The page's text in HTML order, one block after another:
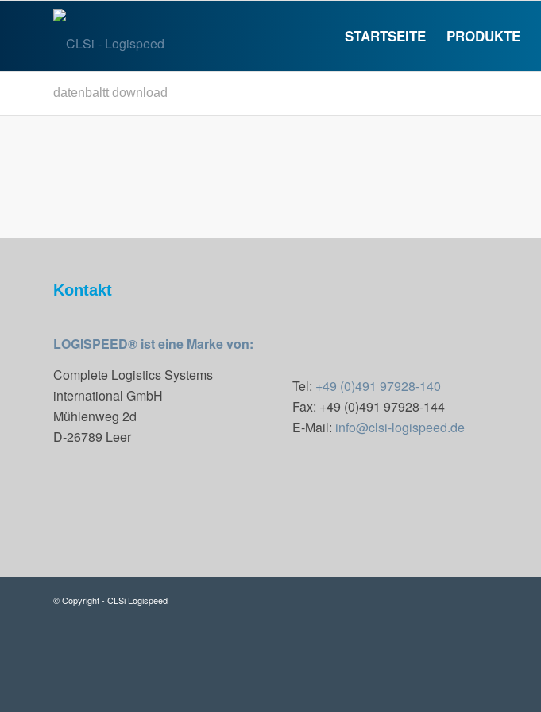
STARTSEITE PRODUKTE
datenbaltt download
Kontakt
LOGISPEED® ist eine Marke von:
Complete Logistics Systems
international GmbH
Mühlenweg 2d
D-26789 Leer
Tel: +49 (0)491 97928-140
Fax: +49 (0)491 97928-144
E-Mail: info@clsi-logispeed.de
© Copyright - CLSi Logispeed